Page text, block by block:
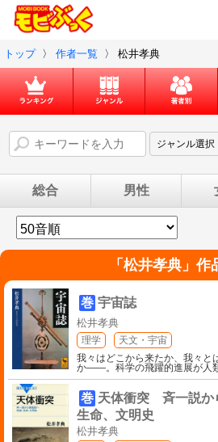
トップ 〉 作者一覧 〉 松井孝典
総合 男性
「 松井孝典」作
巻 宇宙誌
松井孝典
理学
天文・宇宙
我々はどこから来たか、我々と
か――。科学の飛躍的進展が人
巻 天体衝突 斉一説か
生命、文明史
松井孝典